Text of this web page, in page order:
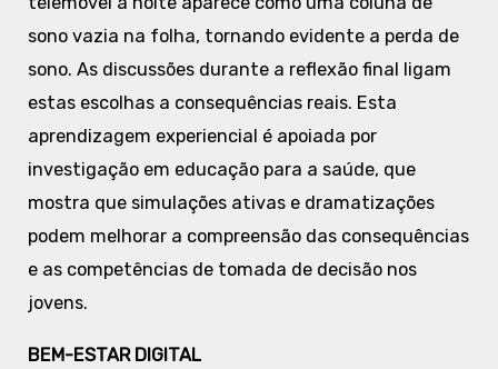
sono vazia na folha, tornando evidente a perda de
sono. As discussões durante a reflexão final ligam
estas escolhas a consequências reais. Esta
aprendizagem experiencial é apoiada por
investigação em educação para a saúde, que
mostra que simulações ativas e dramatizações
podem melhorar a compreensão das consequências
e as competências de tomada de decisão nos
jovens.
BEM-ESTAR DIGITAL